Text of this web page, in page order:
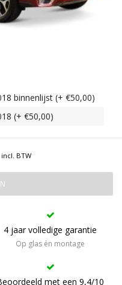
binnenlijst (+ €50,00)
(+ €50,00)
incl. BTW
4 jaar volledige garantie
Op glas én montage
met een 9,4/10